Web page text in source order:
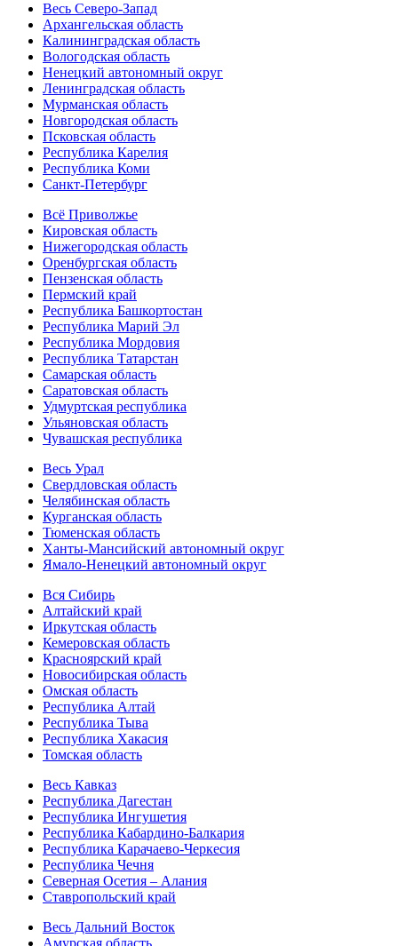
Весь Северо-Запад
Архангельская область
Калининградская область
Вологодская область
Ненецкий автономный округ
Ленинградская область
Мурманская область
Новгородская область
Псковская область
Республика Карелия
Республика Коми
Санкт-Петербург
Всё Приволжье
Кировская область
Нижегородская область
Оренбургская область
Пензенская область
Пермский край
Республика Башкортостан
Республика Марий Эл
Республика Мордовия
Республика Татарстан
Самарская область
Саратовская область
Удмуртская республика
Ульяновская область
Чувашская республика
Весь Урал
Свердловская область
Челябинская область
Курганская область
Тюменская область
Ханты-Мансийский автономный округ
Ямало-Ненецкий автономный округ
Вся Сибирь
Алтайский край
Иркутская область
Кемеровская область
Красноярский край
Новосибирская область
Омская область
Республика Алтай
Республика Тыва
Республика Хакасия
Томская область
Весь Кавказ
Республика Дагестан
Республика Ингушетия
Республика Кабардино-Балкария
Республика Карачаево-Черкесия
Республика Чечня
Северная Осетия – Алания
Ставропольский край
Весь Дальний Восток
Амурская область